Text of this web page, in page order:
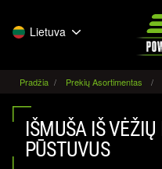
Lietuva
Pradžia Prekių Asortimentas
IŠMUŠA IŠ
PŪSTUVUS